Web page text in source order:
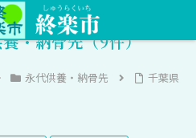
・納骨先（9件）
永代供養・納骨先 千葉県